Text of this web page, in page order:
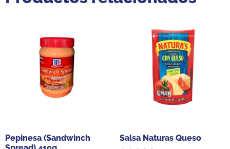
Pepinesa (Sandwinch
Salsa Naturas Queso